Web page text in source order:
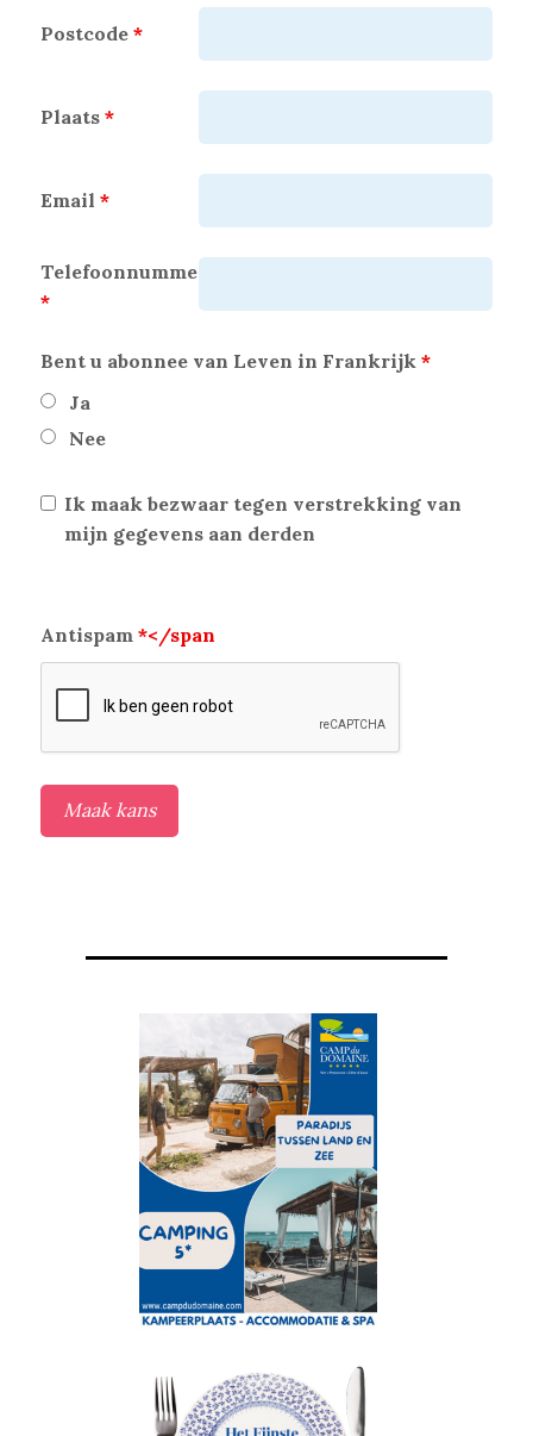
Postcode *
Plaats *
Email *
Telefoonnummer
*
Bent u abonnee van Leven in Frankrijk *
Ja
Nee
Ik maak bezwaar tegen verstrekking van
mijn gegevens aan derden
Antispam *</span